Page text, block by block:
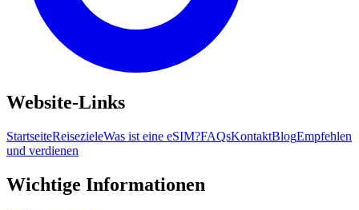
Website-Links
StartseiteReisezieleWas ist eine eSIM?FAQsKontaktBlogEmpfehlen
und verdienen
Wichtige Informationen